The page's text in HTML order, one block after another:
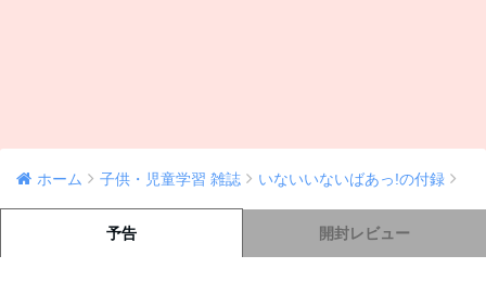
ホーム 子供・児童学習 雑誌 いないいないばあっ!の付録
予告 開封レビュー